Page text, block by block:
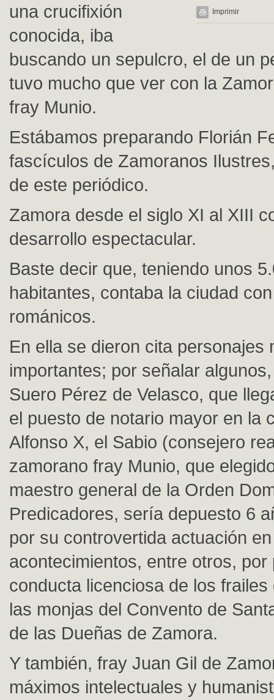
Imprimir
una crucifixión
conocida, iba
buscando un sepulcro, el de un
tuvo mucho que ver con la
fray Munio.
Estábamos preparando Florián
fascículos de Zamoranos
de este periódico.
Zamora desde el siglo XI al XIII
desarrollo espectacular.
Baste decir que, teniendo unos
habitantes, contaba la ciudad
románicos.
En ella se dieron cita personajes
importantes; por señalar
Suero Pérez de Velasco, que
el puesto de notario mayor en la
Alfonso X, el Sabio (consejero
zamorano fray Munio, que
maestro general de la Orden
Predicadores, sería depuesto 6
por su controvertida actuación
acontecimientos, entre otros, por
conducta licenciosa de los
las monjas del Convento de
de las Dueñas de Zamora.
Y también, fray Juan Gil de
máximos intelectuales y